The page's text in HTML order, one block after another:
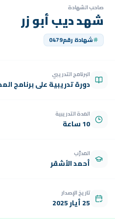
صاحب الشهادة
شهد ديب أبو زر
شهادة رقم0479
البرنامج التدريبي
دورة تدريبية على برنامج
المدة التدريبية
10 ساعة
المدرّب
أحمد الأشقر
تاريخ الإصدار
25 أيار 2025